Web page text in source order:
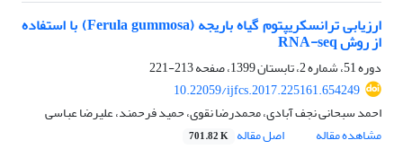
ارزیابی ترانسکریپتوم گیاه باریجه (Ferula gummosa) با استفاده
از روش RNA-seq
دوره 51، شماره 2، تابستان 1399، صفحه
213-221
10.22059/ijfcs.2017.225161.654249
احمد سبحانی نجف آبادی، محمدرضا نقوی، حمید فرحمند، علیرضا عباسی
مشاهده مقاله
اصل مقاله 701.82 K